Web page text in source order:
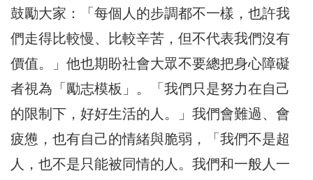
鼓勵大家：「每個人的步調都不一樣，也許我
們走得比較慢、比較辛苦，但不代表我們沒有
價值。」他也期盼社會大眾不要總把身心障礙
者視為「勵志模板」。「我們只是努力在自己
的限制下，好好生活的人。」我們會難過、會
疲憊，也有自己的情緒與脆弱，「我們不是超
人，也不是只能被同情的人。我們和一般人一